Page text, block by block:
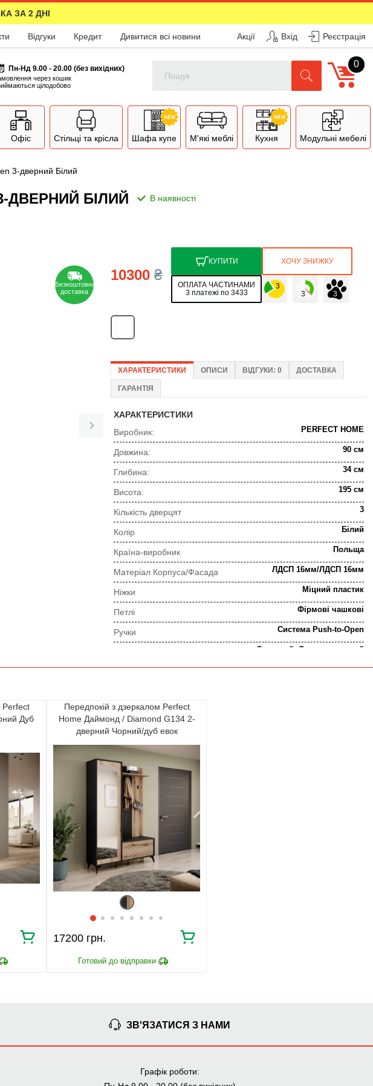
ЗА 2 ДНІ
Відгуки Кредит Дивитися всі новини Акції Вхід Реєстрація
Пн-Нд 9.00 - 20.00 (без вихідних)
через кошик
цілодобово
0
Офіс Стільці та крісла Шафа купе М'які меблі Кухня Модульні мебелі
3-дверний Білий
ДВЕРНИЙ БІЛИЙ
10300₴
КУПИТИ ХОЧУ ЗНИЖКУ
ОПЛАТА ЧАСТИНАМИ
3 платежі по 3433
ХАРАКТЕРИСТИКИ ОПИСИ ВІДГУКИ: 0 ДОСТАВКА
ГАРАНТІЯ
ХАРАКТЕРИСТИКИ
Виробник:
PERFECT HOME
Довжина: 90 см
Глибина: 34 см
Висота: 195 см
Кількість дверцят 3
Колір Білий
Країна-виробник Польща
Матеріал Корпуса/Фасада ЛДСП 16мм/ЛДСП 16мм
Ніжки Міцний пластик
Петлі Фірмові чашкові
Ручки Система Push-to-Open
Сучасний, Скандинавський
Попередня консультація
Узгодження замовлення
Ми уважно стежимо за виконанням замовлення на всіх
етапах від попереднього розрахунку до отримання
меблів.
ЧОМУ КУПУЮТЬ НА
BRWMANIA.COM.UA
СМАК
СПЛАЧУЙ АВАНС, А
ОТРИМАННІ
Perfect
Дуб
Передпокій з дзеркалом Perfect
Home Даймонд / Diamond G134 2-
дверний Чорний/дуб евок
17200 грн.
ЗВ'ЯЗАТИСЯ З НАМИ
Графік роботи: